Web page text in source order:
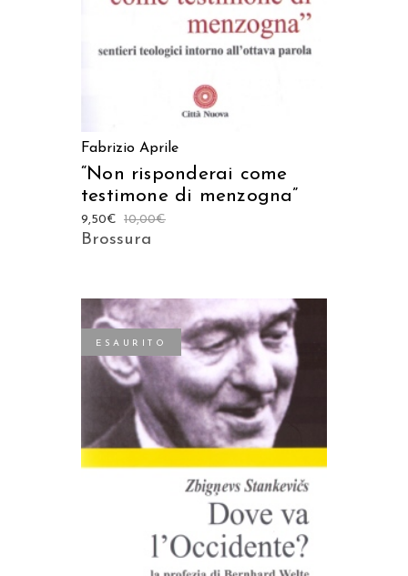
Fabrizio Aprile
“Non risponderai come
testimone di menzogna”
10,00€
9,50€
Brossura
ESAURITO
LEGGI TUTTO